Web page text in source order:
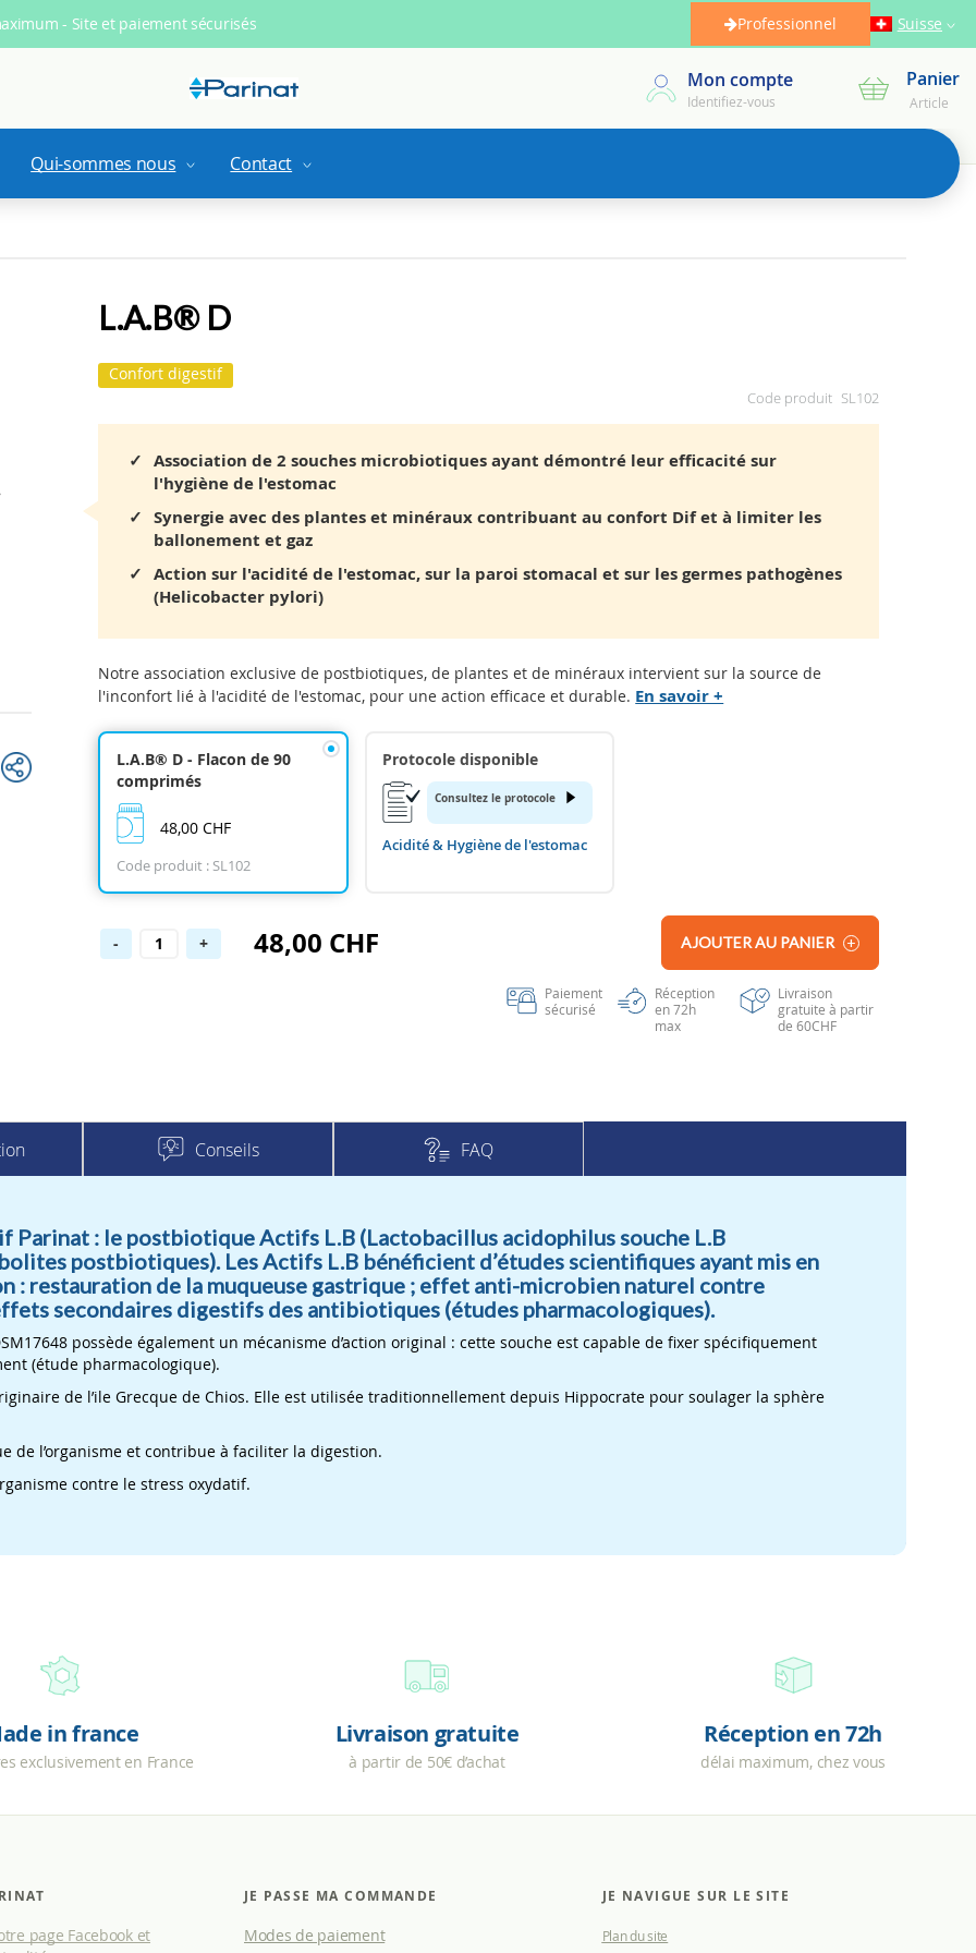
- Site et paiement sécurisés Professionnel Suisse
Mon compte
Identifiez-vous Mon panier
Panier
Article
Qui-sommes nous Contact
L.A.B® D
Confort digestif
Code produit SL102
Association de 2 souches microbiotiques ayant démontré leur efficacité sur
l'hygiène de l'estomac
Synergie avec des plantes et minéraux contribuant au confort Dif et à limiter les
ballonement et gaz
Action sur l'acidité de l'estomac, sur la paroi stomacal et sur les germes pathogènes
(Helicobacter pylori)
Notre association exclusive de postbiotiques, de plantes et de minéraux intervient sur la source de
l'inconfort lié à l'acidité de l'estomac, pour une action efficace et durable. En savoir +
L.A.B® D - Flacon de 90
comprimés
48,00 CHF
Code produit : SL102
Protocole disponible
Consultez le protocole
Acidité & Hygiène de l'estomac
- + AJOUTER AU PANIER
48,00 CHF
Paiement
sécurisé
Réception
en 72h
max
Livraison
gratuite à partir
de 60CHF
Parinat : le postbiotique Actifs L.B (Lactobacillus acidophilus souche L.B
postbiotiques). Les Actifs L.B bénéficient d’études scientifiques ayant mis en
: restauration de la muqueuse gastrique ; effet anti-microbien naturel contre
secondaires digestifs des antibiotiques (études pharmacologiques).
possède également un mécanisme d’action original : cette souche est capable de fixer spécifiquement
(étude pharmacologique).
de l’ile Grecque de Chios. Elle est utilisée traditionnellement depuis Hippocrate pour soulager la sphère
de l’organisme et contribue à faciliter la digestion.
contre le stress oxydatif.
Conseils FAQ
in france
exclusivement en France
Livraison gratuite
à partir de 50€ d’achat
Réception en 72h
délai maximum, chez vous
page Facebook et
JE PASSE MA COMMANDE
Modes de paiement
JE NAVIGUE SUR LE SITE
Plan du site